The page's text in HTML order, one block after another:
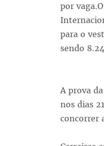
por
para o
sendo
A prova
nos dias
concorrer